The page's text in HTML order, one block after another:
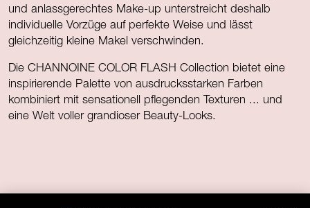
und anlassgerechtes Make-up unterstreicht deshalb
individuelle Vorzüge auf perfekte Weise und lässt
gleichzeitig kleine Makel verschwinden.
Die CHANNOINE COLOR FLASH Collection bietet eine
inspirierende Palette von ausdrucksstarken Farben
kombiniert mit sensationell pflegenden Texturen ... und
eine Welt voller grandioser Beauty-Looks.